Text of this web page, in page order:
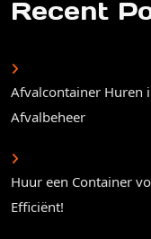
Recent
Afvalcontainer Huren
Afvalbeheer
Huur een Container
Efficiënt!